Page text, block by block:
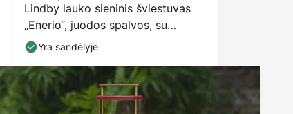
Lindby lauko sieninis šviestuvas
„Enerio“, juodos spalvos, su
kištukine lizda,
Yra sandėlyje